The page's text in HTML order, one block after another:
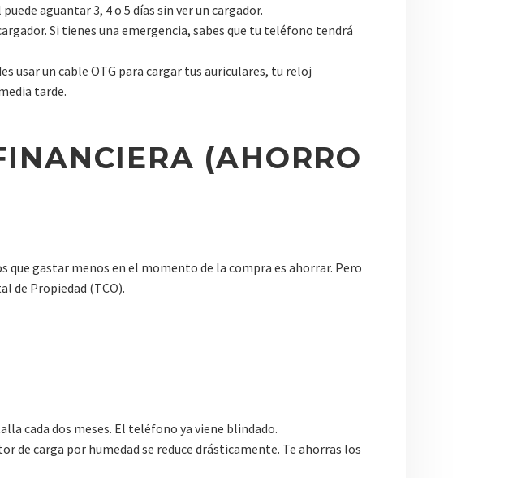
aguantar 3, 4 o 5 días sin ver un cargador.
Si tienes una emergencia, sabes que tu teléfono tendrá
usar un cable OTG para cargar tus auriculares, tu reloj
tarde.
(AHORRO
que gastar menos en el momento de la compra es ahorrar. Pero
de Propiedad (TCO).
cada dos meses. El teléfono ya viene blindado.
de carga por humedad se reduce drásticamente. Te ahorras los